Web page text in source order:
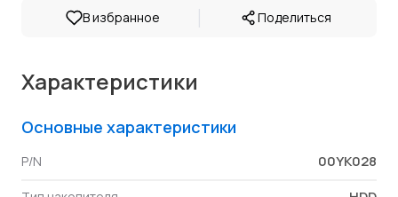
В избранное | Поделиться
Характеристики
Основные характеристики
P/N 00YK028